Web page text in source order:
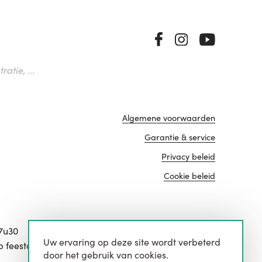
...
feestdagen.
Algemene voorwaarden
Garantie & service
Privacy beleid
Cookie beleid
website door
Uw ervaring op deze site wordt verbeterd
door het gebruik van cookies.